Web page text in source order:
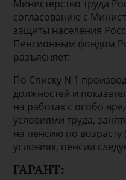
Министерство труда
согласованию с
защиты населения
Пенсионным фондом
разъясняет:
По Списку N 1
должностей и
на работах с особо
условиями труда,
на пенсию по возрасту
условиях, пенсии
ГАРАНТ: